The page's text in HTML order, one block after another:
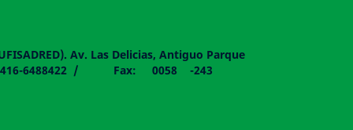
Av. Las Delicias, Antiguo Parque
- 0416-6488422 / Fax: 0058 -243